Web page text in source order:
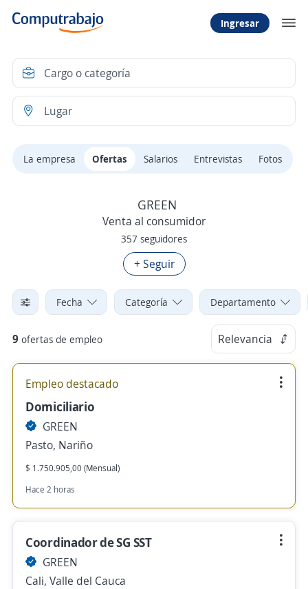
Ingresar
La empresa Ofertas Salarios Entrevistas Fotos
GREEN
Venta al consumidor
357 seguidores
+ Seguir
Fecha Categoría Departamento
9 ofertas de empleo Relevancia
Empleo destacado
Domiciliario
GREEN
Pasto, Nariño
$ 1.750.905,00 (Mensual)
Hace 2 horas
Coordinador de SG SST
GREEN
Cali, Valle del Cauca